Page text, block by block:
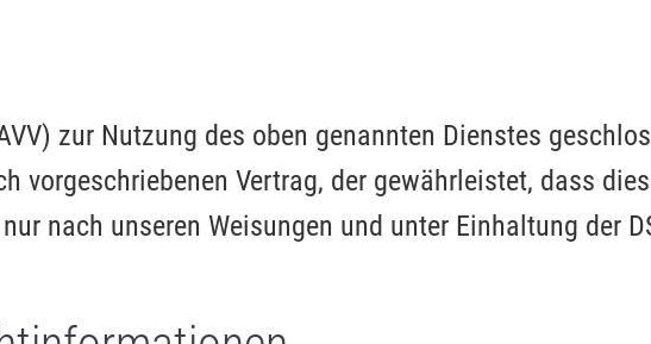
zur Nutzung des oben genannten Dienstes
vorgeschriebenen Vertrag, der gewährleistet, dass
nach unseren Weisungen und unter Einhaltung der